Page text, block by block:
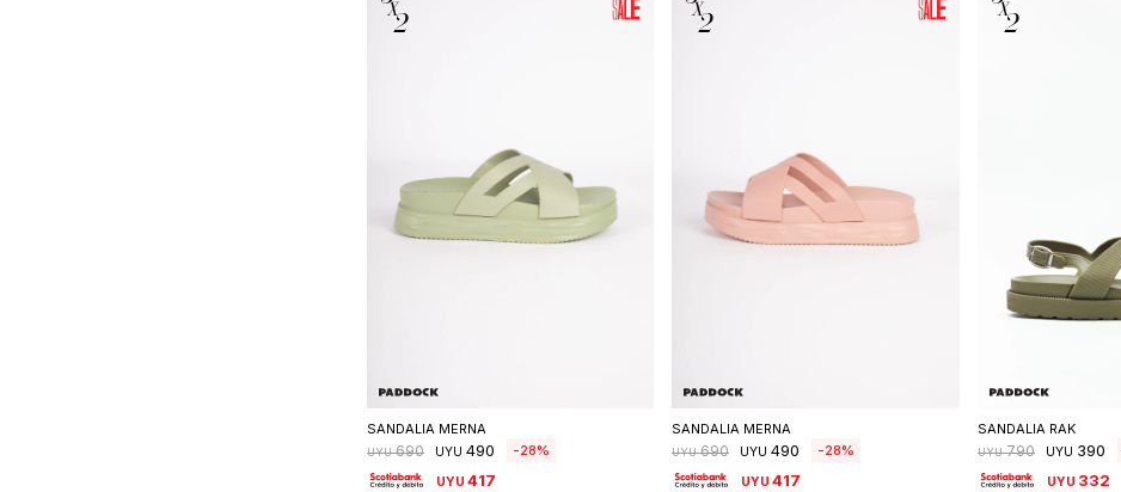
SANDALIA MERNA
UYU 690 UYU 490 28
UYU 417
SANDALIA MERNA
UYU 690 UYU 490 28
UYU 417
SANDALIA RAK
UYU 790 UYU 390
UYU 332